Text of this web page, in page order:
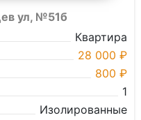
ул, №51б
Квартира
28 000 ₽
800 ₽
1
Изолированные